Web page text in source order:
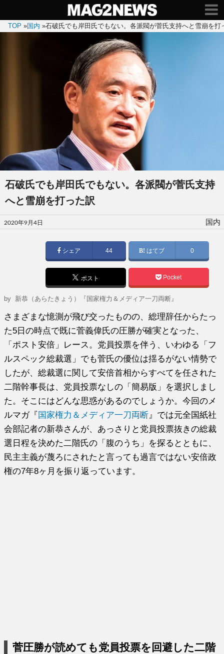
TOP »国内 »石破氏でも岸田氏でもない。各派閥が菅氏支持へと雪崩を打
石破氏でも岸田氏でもない。各派閥が菅氏支持
へと雪崩を打った訳
投
稿
2020年9月4日 国内
シェア 44 はてブ 0
ポスト Pocket
by 新恭（あらたきょう）『国家権力＆メディア一刀両断』
さまざまな憶測が飛び交ったものの、総理辞任からたっ
た5日の時点で既に菅義偉氏の圧勝が確実となった、
「ポスト安倍」レース。党員投票を伴う、いわゆる「フ
ルスペック総裁選」でも菅氏の優位は揺るがない情勢で
したが、総裁選に関して安倍首相からすべてを任された
二階幹事長は、党員投票なしの「簡易版」を選択しまし
た。そこにはどんな思惑があるのでしょうか。今回のメ
ルマガ『 国家権力＆メディア一刀両断 』では元全国紙社
会部記者の新恭さんが、あっさりと党員投票抜きの総裁
選日程を決めた二階氏の「腹のうち」を探るとともに、
民主主義が蔑ろにされたと言っても過言ではない安倍政
権の7年8ヶ月を振り返っています。
菅圧勝が読めても党員投票を回避した二階